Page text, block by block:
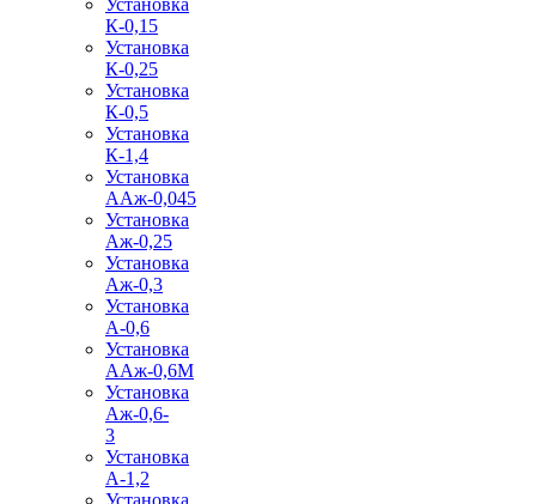
К-0,15
Установка
К-0,25
Установка
К-0,5
Установка
К-1,4
Установка
ААж-0,045
Установка
Аж-0,25
Установка
Аж-0,3
Установка
А-0,6
Установка
ААж-0,6М
Установка
Аж-0,6-
3
Установка
А-1,2
Установка